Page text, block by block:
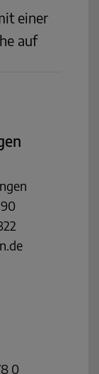
einer
auf
0